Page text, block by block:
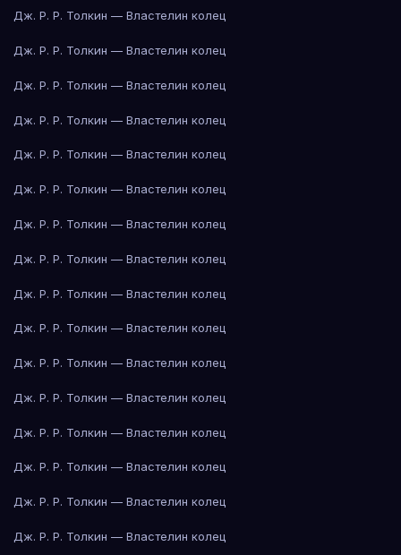
Дж. Р. Р. Толкин — Властелин колец
Дж. Р. Р. Толкин — Властелин колец
Дж. Р. Р. Толкин — Властелин колец
Дж. Р. Р. Толкин — Властелин колец
Дж. Р. Р. Толкин — Властелин колец
Дж. Р. Р. Толкин — Властелин колец
Дж. Р. Р. Толкин — Властелин колец
Дж. Р. Р. Толкин — Властелин колец
Дж. Р. Р. Толкин — Властелин колец
Дж. Р. Р. Толкин — Властелин колец
Дж. Р. Р. Толкин — Властелин колец
Дж. Р. Р. Толкин — Властелин колец
Дж. Р. Р. Толкин — Властелин колец
Дж. Р. Р. Толкин — Властелин колец
Дж. Р. Р. Толкин — Властелин колец
Дж. Р. Р. Толкин — Властелин колец